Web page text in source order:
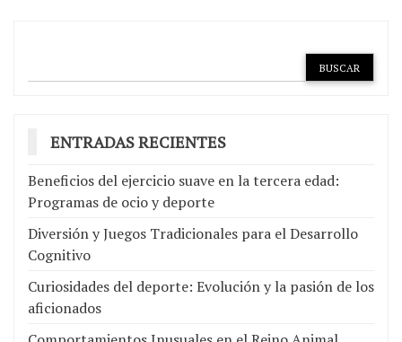
ENTRADAS RECIENTES
Beneficios del ejercicio suave en la tercera edad:
Programas de ocio y deporte
Diversión y Juegos Tradicionales para el Desarrollo
Cognitivo
Curiosidades del deporte: Evolución y la pasión de los
aficionados